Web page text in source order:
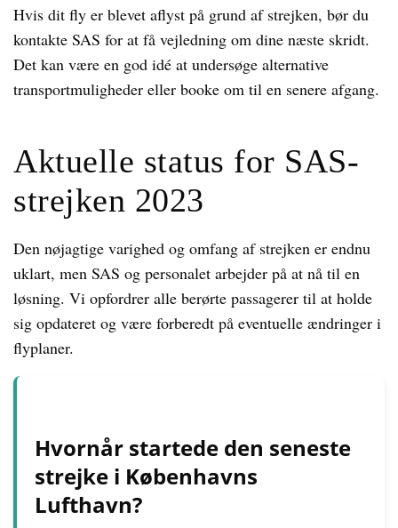
Hvis dit fly er blevet aflyst på grund af strejken, bør du
kontakte SAS for at få vejledning om dine næste skridt.
Det kan være en god idé at undersøge alternative
transportmuligheder eller booke om til en senere afgang.
Aktuelle status for SAS-
strejken 2023
Den nøjagtige varighed og omfang af strejken er endnu
uklart, men SAS og personalet arbejder på at nå til en
løsning. Vi opfordrer alle berørte passagerer til at holde
sig opdateret og være forberedt på eventuelle ændringer i
flyplaner.
Hvornår startede den seneste
strejke i Københavns
Lufthavn?